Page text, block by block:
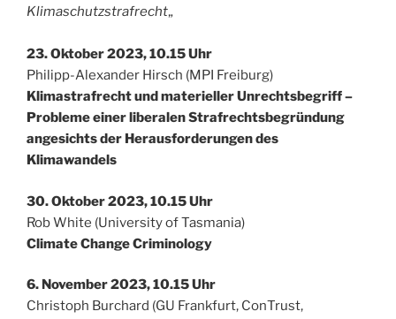
Klimaschutzstrafrecht„
23. Oktober 2023, 10.15 Uhr
Philipp-Alexander Hirsch (MPI Freiburg)
Klimastrafrecht und materieller Unrechtsbegriff –
Probleme einer liberalen Strafrechtsbegründung
angesichts der Herausforderungen des
Klimawandels
30. Oktober 2023, 10.15 Uhr
Rob White (University of Tasmania)
Climate Change Criminology
6. November 2023, 10.15 Uhr
Christoph Burchard (GU Frankfurt, ConTrust,